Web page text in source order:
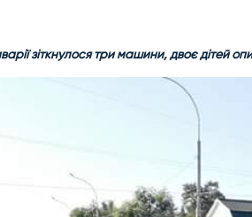
зіткнулося три машини, двоє дітей